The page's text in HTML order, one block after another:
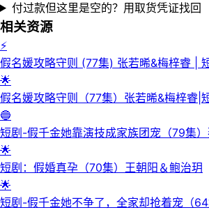
付过款但这里是空的？用取货凭证找回
相关资源
⚡
假名媛攻略守则 (77集) 张若晞&梅梓睿 |
🌟
假名媛攻略守则（77集）张若晞&梅梓睿|
🔵
短剧-假千金她靠演技成家族团宠（79集
皓然
🌟
短剧：假婚真孕（70集）王朝阳＆鲍治玥
🌟
短剧-假千金她不争了，全家却抢着宠（